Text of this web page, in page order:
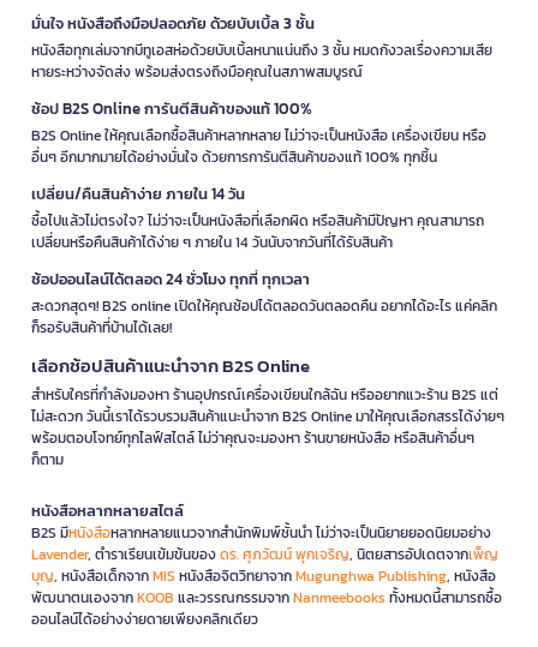
มั่นใจ หนังสือถึงมือปลอดภัย ด้วยบับเบิ้ล 3 ชั้น
หนังสือทุกเล่มจากบีทูเอสห่อด้วยบับเบิ้ลหนาแน่นถึง 3 ชั้น หมดกังวลเรื่องความเสีย
หายระหว่างจัดส่ง พร้อมส่งตรงถึงมือคุณในสภาพสมบูรณ์
ช้อป B2S Online การันตีสินค้าของแท้ 100%
B2S Online ให้คุณเลือกซื้อสินค้าหลากหลาย ไม่ว่าจะเป็นหนังสือ เครื่องเขียน หรือ
อื่นๆ อีกมากมายได้อย่างมั่นใจ ด้วยการการันตีสินค้าของแท้ 100% ทุกชิ้น
เปลี่ยน/คืนสินค้าง่าย ภายใน 14 วัน
ซื้อไปแล้วไม่ตรงใจ? ไม่ว่าจะเป็นหนังสือที่เลือกผิด หรือสินค้ามีปัญหา คุณสามารถ
เปลี่ยนหรือคืนสินค้าได้ง่าย ๆ ภายใน 14 วันนับจากวันที่ได้รับสินค้า
ช้อปออนไลน์ได้ตลอด 24 ชั่วโมง ทุกที่ ทุกเวลา
สะดวกสุดๆ! B2S online เปิดให้คุณช้อปได้ตลอดวันตลอดคืน อยากได้อะไร แค่คลิก
ก็รอรับสินค้าที่บ้านได้เลย!
เลือกช้อปสินค้าแนะนำจาก B2S Online
สำหรับใครที่กำลังมองหา ร้านอุปกรณ์เครื่องเขียนใกล้ฉัน หรืออยากแวะร้าน B2S แต่
ไม่สะดวก วันนี้เราได้รวบรวมสินค้าแนะนำจาก B2S Online มาให้คุณเลือกสรรได้ง่ายๆ
พร้อมตอบโจทย์ทุกไลฟ์สไตล์ ไม่ว่าคุณจะมองหา ร้านขายหนังสือ หรือสินค้าอื่นๆ
ก็ตาม
หนังสือหลากหลายสไตล์
B2S มีหนังสือหลากหลายแนวจากสำนักพิมพ์ชั้นนำ ไม่ว่าจะเป็นนิยายยอดนิยมอย่าง
Lavender, ตำราเรียนเข้มข้นของดร. ศุภวัฒน์ พุกเจริญ, นิตยสารอัปเดตจากเพ็ญ
บุญ, หนังสือเด็กจากMIS หนังสือจิตวิทยาจากMugunghwa Publishing, หนังสือ
พัฒนาตนเองจากKOOB และวรรณกรรมจากNanmeebooks ทั้งหมดนี้สามารถซื้อ
ออนไลน์ได้อย่างง่ายดายเพียงคลิกเดียว